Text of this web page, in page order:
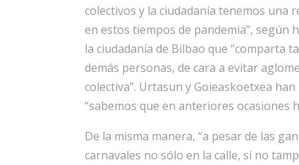
colectivos y la ciudadanía tenemos una
en estos tiempos de pandemia”, según
la ciudadanía de Bilbao que “comparta
demás personas, de cara a evitar
colectiva”. Urtasun y Goieaskoetxea
“sabemos que en anteriores ocasiones
De la misma manera, “a pesar de las
carnavales no sólo en la calle, si no